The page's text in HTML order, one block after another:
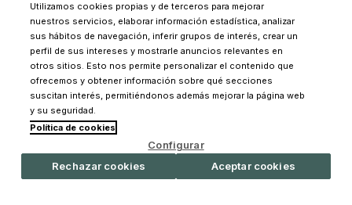
siempre en buen estado.
Ajustabilidad:Asegúrate de que el saco tenga opciones
de ajuste para adaptarse al crecimiento de tu bebé y
diferentes condiciones climáticas.
Cómo elegir el tamaño adecuado
Elegir el tamaño correcto del saco es esencial para la
comodidad de tu bebé. En Pinpi, recomendamos medir la
silla de paseo y comparar las dimensiones con las
FacebookYouTubeInstagramTikTok
Categorías
¿Necesitas ayuda?
Nuestra Tienda
Utilizamos cookies propias y de terceros para mejorar
nuestros servicios, elaborar información estadística, analizar
sus hábitos de navegación, inferir grupos de interés, crear un
perfil de sus intereses y mostrarle anuncios relevantes en
otros sitios. Esto nos permite personalizar el contenido que
ofrecemos y obtener información sobre qué secciones
suscitan interés, permitiéndonos además mejorar la página web
y su seguridad.
Política de cookies
Configurar
Rechazar cookies
Aceptar cookies